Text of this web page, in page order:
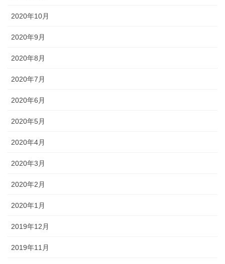
2020年10月
2020年9月
2020年8月
2020年7月
2020年6月
2020年5月
2020年4月
2020年3月
2020年2月
2020年1月
2019年12月
2019年11月